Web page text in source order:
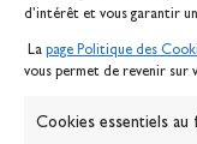
d’intérêt et vous garantir
La page Politique des
vous permet de revenir sur
Cookies essentiels au
Politique
Banque